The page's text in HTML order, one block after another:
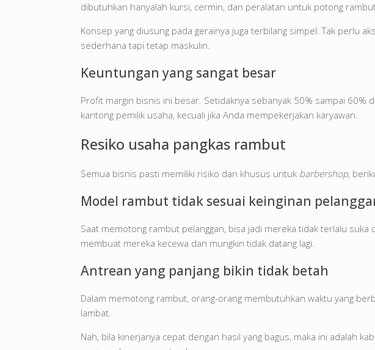
dibutuhkan hanyalah kursi, cermin, dan peralatan untuk potong
Konsep yang diusung pada gerainya juga terbilang simpel. Tak perlu
sederhana tapi tetap maskulin.
Keuntungan yang sangat besar
Profit margin bisnis ini besar. Setidaknya sebanyak 50% sampai 60%
kantong pemilik usaha, kecuali jika Anda mempekerjakan karyawan.
Resiko usaha pangkas rambut
Semua bisnis pasti memiliki risiko dan khusus untuk barbershop,
Model rambut tidak sesuai keinginan
Saat memotong rambut pelanggan, bisa jadi mereka tidak terlalu suka
membuat mereka kecewa dan mungkin tidak datang lagi.
Antrean yang panjang bikin tidak betah
Dalam memotong rambut, orang-orang membutuhkan waktu yang
lambat.
Nah, bila kinerjanya cepat dengan hasil yang bagus, maka ini adalah